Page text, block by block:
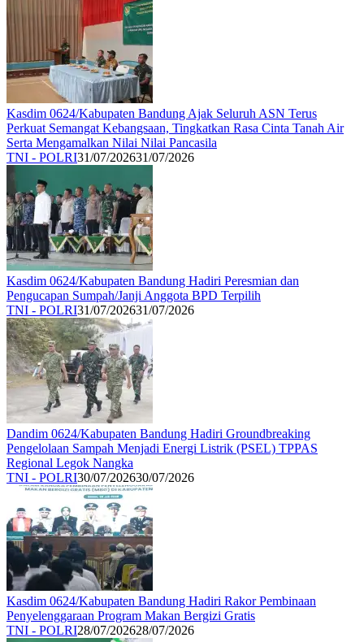
Kasdim 0624/Kabupaten Bandung Ajak Seluruh ASN Terus
Perkuat Semangat Kebangsaan, Tingkatkan Rasa Cinta Tanah Air
Serta Mengamalkan Nilai Nilai Pancasila
TNI - POLRI31/07/202631/07/2026
Kasdim 0624/Kabupaten Bandung Hadiri Peresmian dan
Pengucapan Sumpah/Janji Anggota BPD Terpilih
TNI - POLRI31/07/202631/07/2026
Dandim 0624/Kabupaten Bandung Hadiri Groundbreaking
Pengelolaan Sampah Menjadi Energi Listrik (PSEL) TPPAS
Regional Legok Nangka
TNI - POLRI30/07/202630/07/2026
Kasdim 0624/Kabupaten Bandung Hadiri Rakor Pembinaan
Penyelenggaraan Program Makan Bergizi Gratis
TNI - POLRI28/07/202628/07/2026